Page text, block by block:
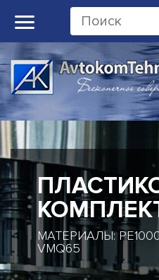
МАТЕРИАЛЫ:
VMQ65